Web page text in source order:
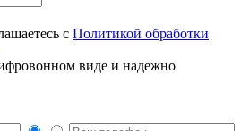
с Политикой обработки
виде и надежно